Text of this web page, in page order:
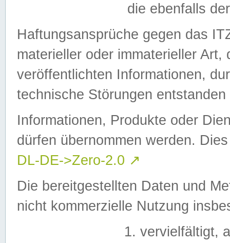
die ebenfalls
Haftungsansprüche gegen das
materieller oder immaterieller
veröffentlichten Informationen,
technische Störungen
Informationen, Produkte oder
dürfen übernommen werden.
DL-DE->Zero-2.0 ↗
Die bereitgestellten Daten und
nicht kommerzielle Nutzung
vervielfältigt,